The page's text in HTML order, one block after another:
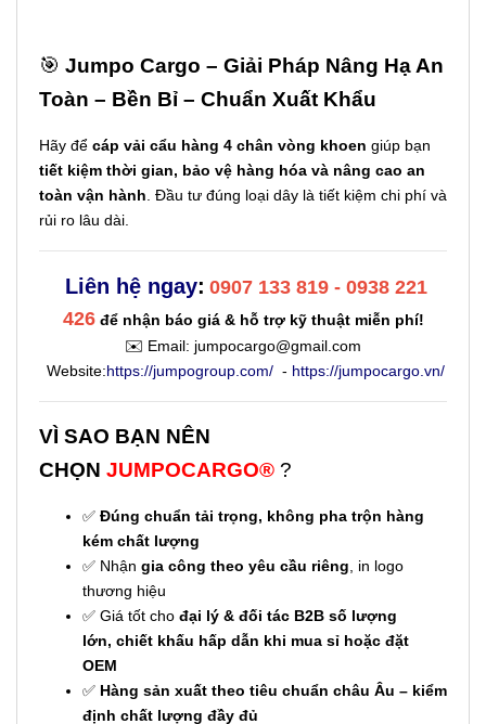
🎯 Jumpo Cargo – Giải Pháp Nâng Hạ An
Toàn – Bền Bỉ – Chuẩn Xuất Khẩu
Hãy để cáp vải cẩu hàng 4 chân vòng khoen giúp bạn
tiết kiệm thời gian, bảo vệ hàng hóa và nâng cao an
toàn vận hành . Đầu tư đúng loại dây là tiết kiệm chi phí và
rủi ro lâu dài.
Liên hệ ngay: 0907 133 819 - 0938 221
426 để nhận báo giá & hỗ trợ kỹ thuật miễn phí!
✉️ Email: jumpocargo@gmail.com
Website:https://jumpogroup.com/- https://jumpocargo.vn/
VÌ SAO BẠN NÊN
CHỌN JUMPOCARGO® ?
✅ Đúng chuẩn tải trọng, không pha trộn hàng
kém chất lượng
✅ Nhận gia công theo yêu cầu riêng , in logo
thương hiệu
✅ Giá tốt cho đại lý & đối tác B2B số lượng
lớn, chiết khấu hấp dẫn khi mua sỉ hoặc đặt
OEM
✅ Hàng sản xuất theo tiêu chuẩn châu Âu – kiểm
định chất lượng đầy đủ